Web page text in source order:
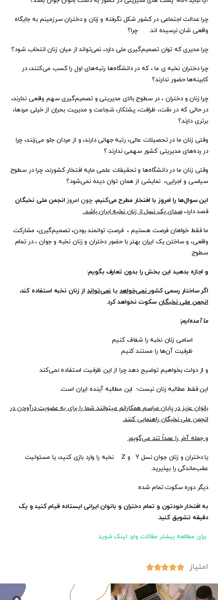
چرا عدالت اجتماعی در کشور شکل نگرفته و زنان و دختران سرزمینم به جایگاه
واقعی شان نرسیده اند.
چرا؟
چرا مدیری که توان تصمیم‌گیری ملی دارد، نمی‌تواند از میان زنان انتخاب شود؟
چرا دختران نخبه ی ما ، که در دانشگاه‌ها رتبه‌های اول را کسب می‌کنند، در
کابینه‌ها حضور ندارند؟
چرا زنان و دختران ، در سطوح بالای مدیریتی و تصمیم‌گیری سهم واقعی ندارند،
در حالی که در دقت، ظرافت، پشتکار، شجاعت و مدیریت بحران از خیلی مردها،
برتری دارند؟
وقتی زنان ما در تحصیلات عالی، رتبه جهانی دارند، و از مردان جلو می‌زنند، چرا
در رده‌های مدیریتی کشور سهمی ندارند ؟
وقتی زنان ما در دانشگاه‌ها و تحقیقات علمی مایه افتخار کشورند، چرا در سطوح
سیاسی و اجرایی، نمایشی از همان توان دیده نمی‌شود؟
این سوال‌ها را امروز با افتخار مطرح می‌کنیم، چون امروزانجمن ملی نخبگان
قصد دارد،صدای یک نسل از زنان نخبه ایران باشد..
ما فقط خواهان فرصت هستیم ، فرصتِ توانمند بودن، تصمیم‌گیری، مشارکت
واقعی، و ساختن یک ایران بهتر با حضور دختران و زنان نخبه و جوان ، در تمام
سطوح.
و اجازه بدهید این بخش را بدون تعارف بگویم:
اگر ساختار رسمی کشورنمی‌خواهدیانمی‌توانداز زنان نخبه استفاده کند،
انجمن ملی نخبگان سکوت نخواهد کرد.
ما آمده‌ایم:
اسامی زنان نخبه را شفاف کنیم
ظرفیت آن‌ها را مستند کنیم
و از دولت بخواهیم توضیح دهد چرا از این ظرفیت استفاده نمی‌کند
این فقط مطالبه زنان نیست؛ این مطالبه آینده ایران است.
بانوان عزیز در پایان مراسم همکارانم میتوانند شما را برای به عضویت درآوردن در
انجمن ملی نخبگان راهنمایی کنند.
و جمله آخر را عمداً تند می‌گویم:
یا دختران و زنان جوان نسل Y و Z نخبه را وارد بازی کنید، یا مسئولیت
عقب‌ماندگی را بپذیرید.
دیگر دوره سکوت تمام شده.
به افتخار خودتون و تمام دختران و بانوان ایرانی ایستاده قیام کنید و یک
دقیقه تشویق کنید.
برای مطالعه بیشتر مقالات وارد لینک شوید
امتیاز 



